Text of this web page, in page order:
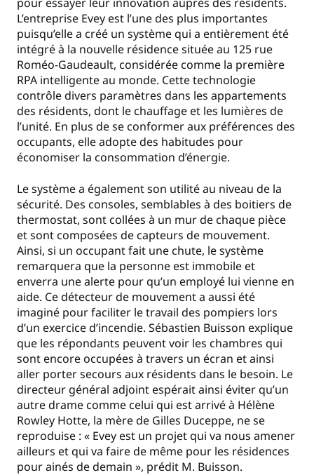
L’entreprise Evey est l’une des plus importantes
puisqu’elle a créé un système qui a entièrement été
intégré à la nouvelle résidence située au 125 rue
Roméo-Gaudeault, considérée comme la première
RPA intelligente au monde. Cette technologie
contrôle divers paramètres dans les appartements
des résidents, dont le chauffage et les lumières de
l’unité. En plus de se conformer aux préférences des
occupants, elle adopte des habitudes pour
économiser la consommation d’énergie.
Le système a également son utilité au niveau de la
sécurité. Des consoles, semblables à des boitiers de
thermostat, sont collées à un mur de chaque pièce
et sont composées de capteurs de mouvement.
Ainsi, si un occupant fait une chute, le système
remarquera que la personne est immobile et
enverra une alerte pour qu’un employé lui vienne en
aide. Ce détecteur de mouvement a aussi été
imaginé pour faciliter le travail des pompiers lors
d’un exercice d’incendie. Sébastien Buisson explique
que les répondants peuvent voir les chambres qui
sont encore occupées à travers un écran et ainsi
aller porter secours aux résidents dans le besoin. Le
directeur général adjoint espérait ainsi éviter qu’un
autre drame comme celui qui est arrivé à Hélène
Rowley Hotte, la mère de Gilles Duceppe, ne se
reproduise : « Evey est un projet qui va nous amener
ailleurs et qui va faire de même pour les résidences
pour ainés de demain », prédit M. Buisson.